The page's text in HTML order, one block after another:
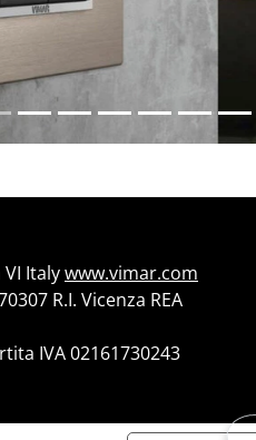
Italywww.vimar.com
R.I. Vicenza REA
IVA 02161730243